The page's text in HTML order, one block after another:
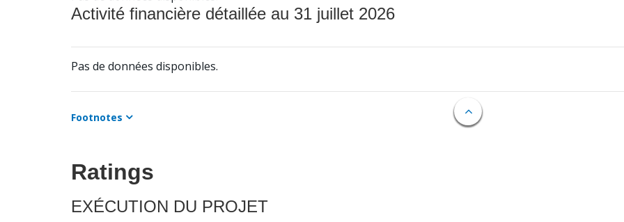
Activité financière détaillée au 31 juillet 2026
Pas de données disponibles.
Footnotes
Ratings
EXÉCUTION DU PROJET